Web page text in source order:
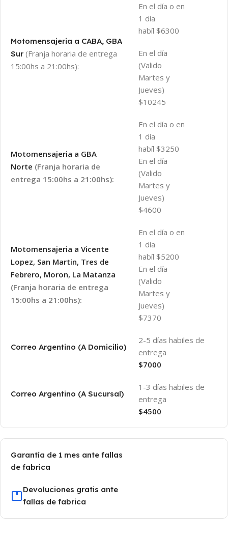
Motomensajeria a CABA, GBA
Sur (Franja horaria de entrega
15:00hs a 21:00hs):
En el día o en
1 día
habíl $6300
En el día
(Valido
Martes y
Jueves)
$10245
Motomensajeria a GBA
Norte (Franja horaria de
entrega 15:00hs a 21:00hs):
En el día o en
1 día
habíl $3250
En el día
(Valido
Martes y
Jueves)
$4600
Motomensajeria a Vicente
Lopez, San Martin, Tres de
Febrero, Moron, La Matanza
(Franja horaria de entrega
15:00hs a 21:00hs):
En el día o en
1 día
habíl $5200
En el día
(Valido
Martes y
Jueves)
$7370
Correo Argentino (A Domicilio)
2-5 días habiles de
entrega
$7000
Correo Argentino (A Sucursal)
1-3 días habiles de
entrega
$4500
Garantía de 1 mes ante fallas
de fabrica
Devoluciones gratis ante
fallas de fabrica